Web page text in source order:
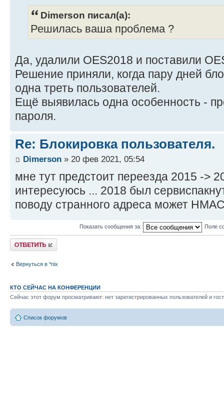
Dimerson писал(а):
Решилась ваша проблема ?
Да, удалили OES2018 и поставили
Решение приняли, когда пару дней
одна треть пользователей.
Ещё выявилась одна особенность -
пароля.
Re: Блокировка пользователя.
Dimerson » 20 фев 2021, 05:54
мне тут предстоит переезда 2015 ->
интересуюсь ... 2018 был
поводу странного адреса может
Показать сообщения за: Поле
Ответить
Вернуться в *nix
КТО СЕЙЧАС НА КОНФЕРЕНЦИИ
Сейчас этот форум просматривают: нет зарегистрированных пользователей и
Список форумов